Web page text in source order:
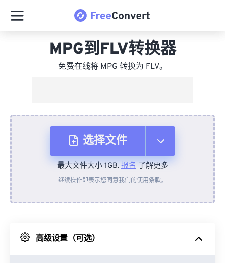
MPG到FLV转换器
免费在线将 MPG 转换为 FLV。
选择文件
从设备
来自 Google Drive
最大文件大小 1GB.报名了解更多
继续操作即表示您同意我们的使用条款。
高级设置（可选）